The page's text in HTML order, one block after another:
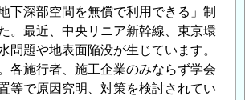
下深部空間を無償で利用できる」制
。最近、中央リニア新幹線、東京環
問題や地表面陥没が生じています。
各施行者、施工企業のみならず学会
等で原因究明、対策を検討されてい